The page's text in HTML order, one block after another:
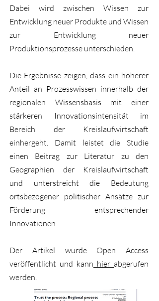
Dabei wird zwischen Wissen zur
Entwicklung neuer Produkte und Wissen
zur Entwicklung neuer
Produktionsprozesse unterschieden.
Die Ergebnisse zeigen, dass ein höherer
Anteil an Prozesswissen innerhalb der
regionalen Wissensbasis mit einer
stärkeren Innovationsintensität im
Bereich der Kreislaufwirtschaft
einhergeht. Damit leistet die Studie
einen Beitrag zur Literatur zu den
Geographien der Kreislaufwirtschaft
und unterstreicht die Bedeutung
ortsbezogener politischer Ansätze zur
Förderung entsprechender
Innovationen.
Der Artikel wurde Open Access
veröffentlicht und kann hier abgerufen
werden.